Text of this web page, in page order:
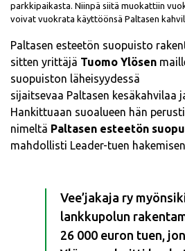
parkkipaikasta. Niinpä siitä muokattiin
voivat vuokrata käyttöönsä Paltasen
Paltasen esteetön suopuisto
sitten yrittäjä Tuomo Ylösen
suopuiston läheisyydessä
sijaitsevaa Paltasen kesäkahvilaa
Hankittuaan suoalueen hän
nimeltä Paltasen esteetön
mahdollisti Leader-tuen
Vee’jakaja ry
lankkupolun
26 000 euron tuen,